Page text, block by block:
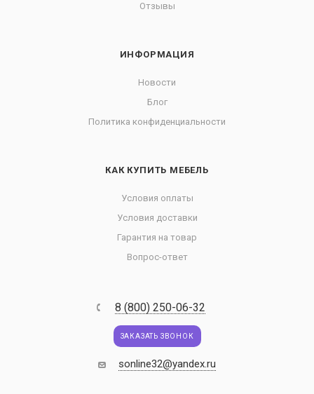
Отзывы
ИНФОРМАЦИЯ
Новости
Блог
Политика конфиденциальности
КАК КУПИТЬ МЕБЕЛЬ
Условия оплаты
Условия доставки
Гарантия на товар
Вопрос-ответ
8 (800) 250-06-32
ЗАКАЗАТЬ ЗВОНОК
sonline32@yandex.ru